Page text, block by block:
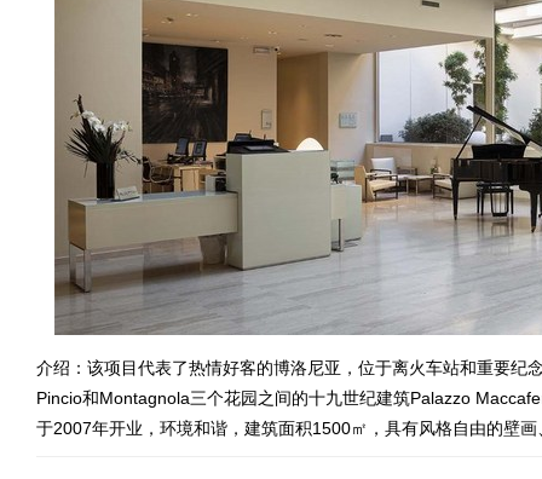
介绍：该项目代表了热情好客的博洛尼亚，位于离火车站和重要
Pincio和Montagnola三个花园之间的十九世纪建筑Palazzo
于2007年开业，环境和谐，建筑面积1500㎡，具有风格自由的壁